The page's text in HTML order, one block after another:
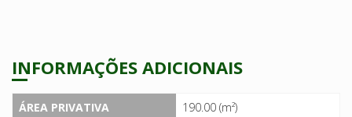
INFORMAÇÕES ADICIONAIS
ÁREA PRIVATIVA
190.00 (m²)